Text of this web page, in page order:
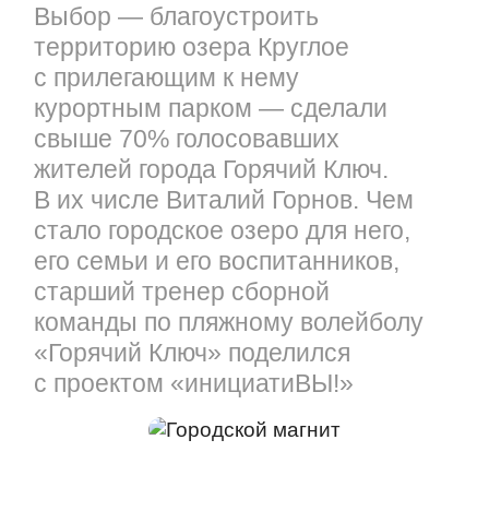
Выбор — благоустроить
территорию озера Круглое
с прилегающим к нему
курортным парком — сделали
свыше 70% голосовавших
жителей города Горячий Ключ.
В их числе Виталий Горнов. Чем
стало городское озеро для него,
его семьи и его воспитанников,
старший тренер сборной
команды по пляжному волейболу
«Горячий Ключ» поделился
с проектом «инициатиВЫ!»